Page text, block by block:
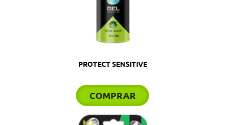
PROTECT SENSITIVE
COMPRAR